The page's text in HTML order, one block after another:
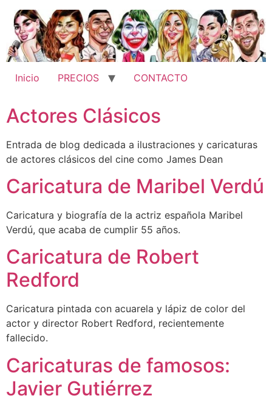
contenido
Inicio PRECIOS CONTACTO
Actores Clásicos
Entrada de blog dedicada a ilustraciones y caricaturas
de actores clásicos del cine como James Dean
Caricatura de Maribel Verdú
Caricatura y biografía de la actriz española Maribel
Verdú, que acaba de cumplir 55 años.
Caricatura de Robert
Redford
Caricatura pintada con acuarela y lápiz de color del
actor y director Robert Redford, recientemente
fallecido.
Caricaturas de famosos:
Javier Gutiérrez